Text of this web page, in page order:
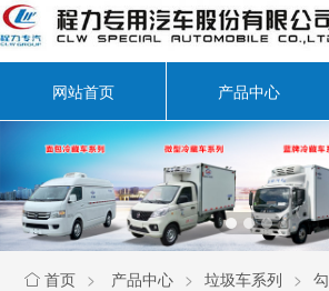
网站首页 产品中心
 首页 > 产品中心 > 垃圾车系列 >